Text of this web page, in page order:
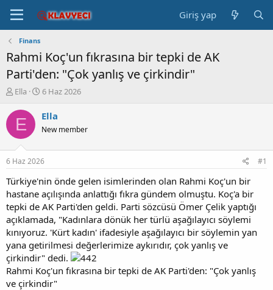
Giriş yap
Finans
Rahmi Koç'un fıkrasına bir tepki de AK
Parti'den: "Çok yanlış ve çirkindir"
K
n
b
u
u
b
a
l
a
t
a
n
Ella
B
ş
a
g
ı
ç
a
r
i
h
i
6 Haz 2026
E Ella
New member
6 Haz 2026 #1
Türkiye'nin önde gelen isimlerinden olan Rahmi Koç'un bir
hastane açılışında anlattığı fıkra gündem olmuştu. Koç'a bir
tepki de AK Parti'den geldi. Parti sözcüsü Ömer Çelik yaptığı
açıklamada, "Kadınlara dönük her türlü aşağılayıcı söylemi
kınıyoruz. 'Kürt kadın' ifadesiyle aşağılayıcı bir söylemin yan
yana getirilmesi değerlerimize aykırıdır, çok yanlış ve
çirkindir" dedi.
Rahmi Koç'un fıkrasına bir tepki de AK Parti'den: "Çok yanlış
ve çirkindir"